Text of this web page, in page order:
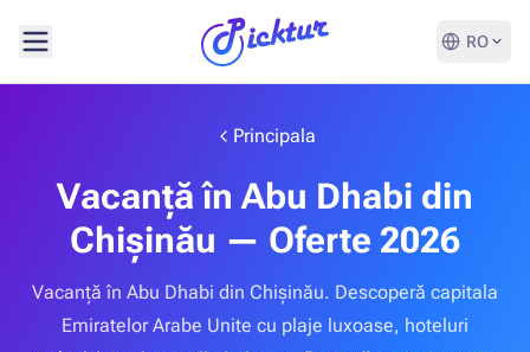
RO
Principala
Vacanță în Abu Dhabi din
Chișinău — Oferte 2026
Vacanță în Abu Dhabi din Chișinău. Descoperă capitala
Emiratelor Arabe Unite cu plaje luxoase, hoteluri